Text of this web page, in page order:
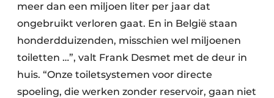
meer dan een miljoen liter per jaar dat
ongebruikt verloren gaat. En in België staan
honderdduizenden, misschien wel miljoenen
toiletten …”, valt Frank Desmet met de deur in
huis. “Onze toiletsystemen voor directe
spoeling, die werken zonder reservoir, gaan niet